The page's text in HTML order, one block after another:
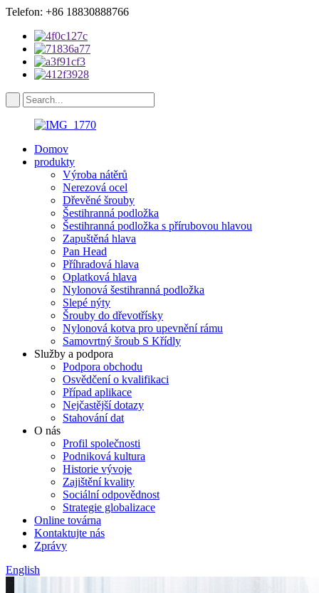
Telefon: +86 18830888766
Domov
produkty
Výroba nátěrů
Nerezová ocel
Dřevěné šrouby
Šestihranná podložka
Šestihranná podložka s přírubovou hlavou
Zapuštěná hlava
Pan Head
Příhradová hlava
Oplatková hlava
Nylonová šestihranná podložka
Slepé nýty
Šrouby do dřevotřísky
Nylonová kotva pro upevnění rámu
Samovrtný šroub S Křídly
Služby a podpora
Podpora obchodu
Osvědčení o kvalifikaci
Případ aplikace
Nejčastější dotazy
Stahování dat
O nás
Profil společnosti
Podniková kultura
Historie vývoje
Zajištění kvality
Sociální odpovědnost
Strategie globalizace
Online továrna
Kontaktujte nás
Zprávy
English